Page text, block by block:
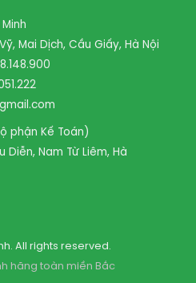
Mai Dịch, Cầu Giấy, Hà Nội
phận Kế Toán)
Diễn, Nam Từ Liêm, Hà
All rights reserved.
hãng toàn miền Bắc